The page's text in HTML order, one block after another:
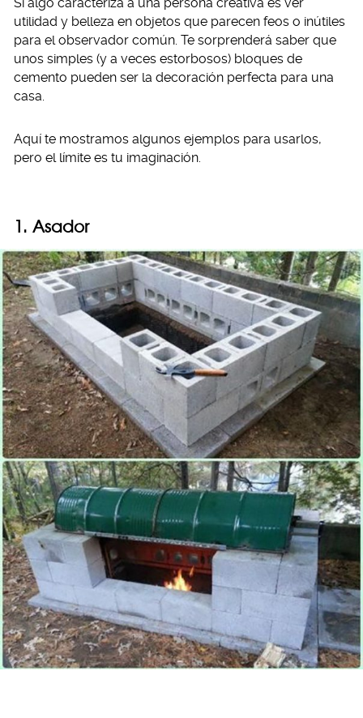
utilidad y belleza en objetos que parecen feos o inútiles
para el observador común. Te sorprenderá saber que
unos simples (y a veces estorbosos) bloques de
cemento pueden ser la decoración perfecta para una
casa.
Aquí te mostramos algunos ejemplos para usarlos,
pero el límite es tu imaginación.
1. Asador